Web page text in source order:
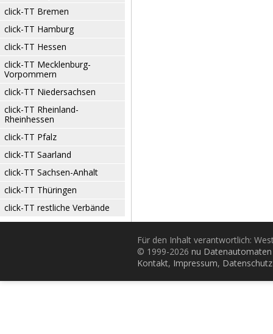
click-TT Bremen
click-TT Hamburg
click-TT Hessen
click-TT Mecklenburg-
Vorpommern
click-TT Niedersachsen
click-TT Rheinland-
Rheinhessen
click-TT Pfalz
click-TT Saarland
click-TT Sachsen-Anhalt
click-TT Thüringen
click-TT restliche Verbände
Für den Inhalt verantwortlich:
© 1999-2026 nu
Kontakt, Impressum, Datenschutz